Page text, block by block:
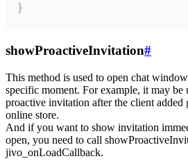
}
showProactiveInvitation#
This method is used to open chat
specific moment. For example, it may
proactive invitation after the client added
online store.
And if you want to show invitation
open, you need to call
jivo_onLoadCallback.